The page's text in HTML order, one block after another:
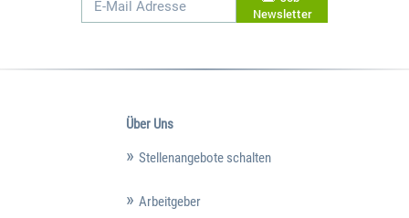
Newsletter
Über Uns
Stellenangebote schalten
Arbeitgeber